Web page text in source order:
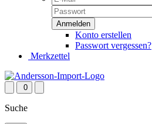
Konto erstellen
Passwort vergessen?
Merkzettel
0
Suche